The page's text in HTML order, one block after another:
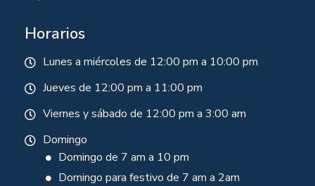
Horarios
Lunes a miércoles de 12:00 pm a 10:00 pm
Jueves de 12:00 pm a 11:00 pm
Viernes y sábado de 12:00 pm a 3:00 am
Domingo
Domingo de 7 am a 10 pm
Domingo para festivo de 7 am a 2am